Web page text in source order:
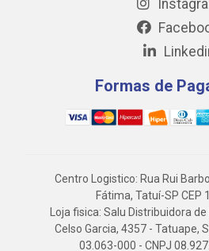
Formas de
Centro Logistico: Rua Rui
Fátima, Tatuí-SP CEP
Loja fisica: Salu Distribuidora
Celso Garcia, 4357 - Tatuape,
03.063-000 - CNPJ